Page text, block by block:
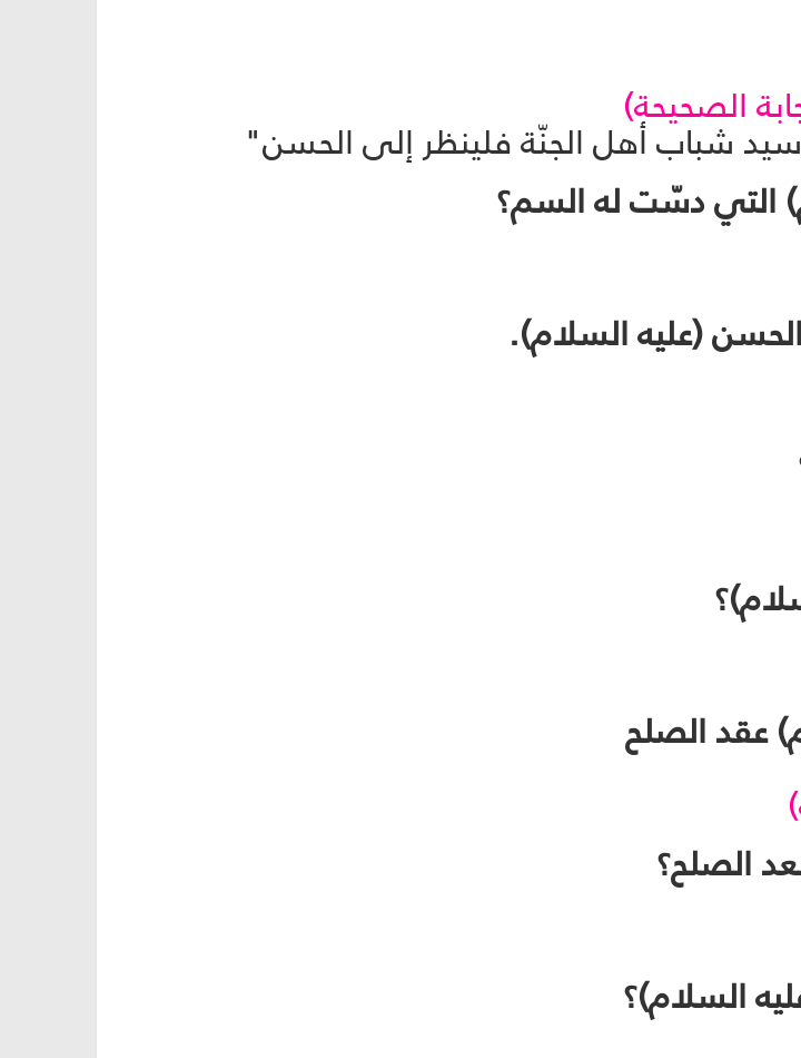
الصحيحة)
شباب أهل الجنّة فلينظر إلى الحسن"